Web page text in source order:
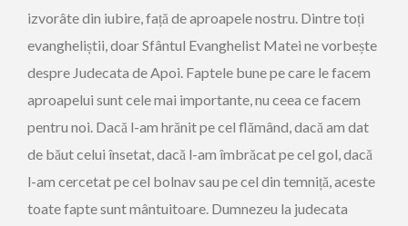
izvorâte din iubire, față de aproapele nostru. Dintre toți
evangheliștii, doar Sfântul Evanghelist Matei ne vorbește
despre Judecata de Apoi. Faptele bune pe care le facem
aproapelui sunt cele mai importante, nu ceea ce facem
pentru noi. Dacă l-am hrănit pe cel flămând, dacă am dat
de băut celui însetat, dacă l-am îmbrăcat pe cel gol, dacă
l-am cercetat pe cel bolnav sau pe cel din temniță, aceste
toate fapte sunt mântuitoare. Dumnezeu la judecata